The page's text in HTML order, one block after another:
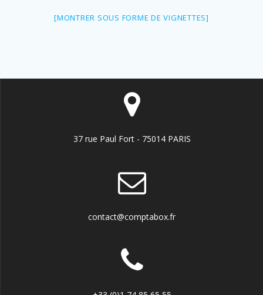
[MONTRER SOUS FORME DE VIGNETTES]
37 rue Paul Fort - 75014 PARIS
contact@comptabox.fr